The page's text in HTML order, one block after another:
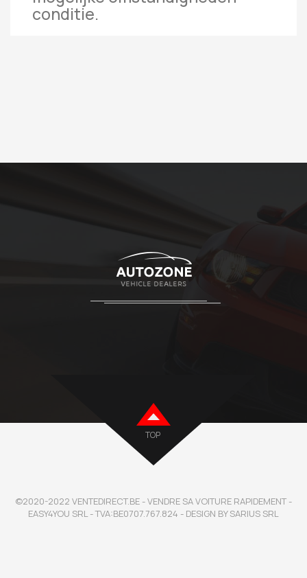
conditie.
TOP
©2020-2022 VENTEDIRECT.BE - VENDRE SA VOITURE RAPIDEMENT -
EASY4YOU SRL - TVA:BE0707.767.824 - DESIGN BY SARIUS SRL